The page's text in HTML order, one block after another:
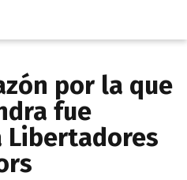
por la que
fue
Libertadores